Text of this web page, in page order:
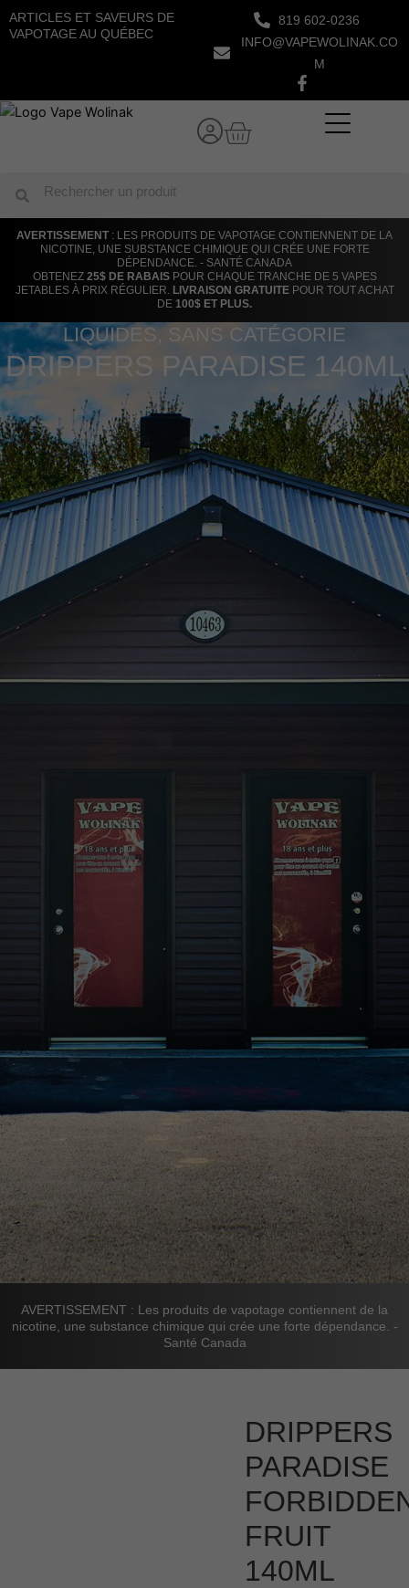
Aller
au
ARTICLES ET SAVEURS DE
VAPOTAGE AU QUÉBEC
819 602-0236
INFO@VAPEWOLINAK.CO
M
Panier
Rechercher
AVERTISSEMENT : LES PRODUITS DE VAPOTAGE CONTIENNENT DE LA
NICOTINE, UNE SUBSTANCE CHIMIQUE QUI CRÉE UNE FORTE
DÉPENDANCE. - SANTÉ CANADA
OBTENEZ 25$ DE RABAISPOUR CHAQUE TRANCHE DE 5 VAPES
JETABLES À PRIX RÉGULIER. LIVRAISON GRATUITEPOUR TOUT ACHAT
DE 100$ ET PLUS.
LIQUIDES, SANS CATÉGORIE
DRIPPERS PARADISE 140ML
AVERTISSEMENT : Les produits de vapotage contiennent de la
nicotine, une substance chimique qui crée une forte dépendance. -
Santé Canada
DRIPPERS
PARADISE
FRUIT
140ML